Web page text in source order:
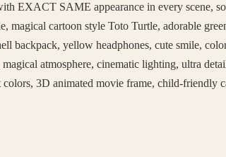
EXACT SAME appearance in every scene,
magical cartoon style Toto Turtle, adorable
backpack, yellow headphones, cute smile,
atmosphere, cinematic lighting, ultra
colors, 3D animated movie frame, child-friendly